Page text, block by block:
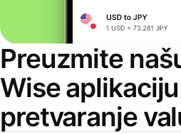
Preuzmite
Wise
pretvaranje